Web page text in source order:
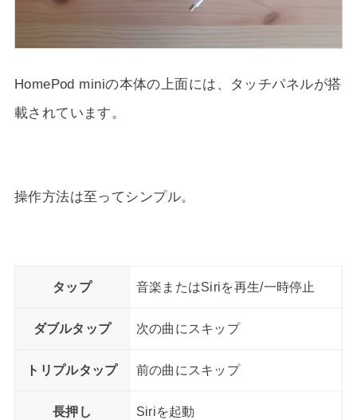
HomePod miniの本体の上面には、タッチパネルが搭
載されています。
操作方法は至ってシンプル。
タップ 音楽またはSiriを再生/一時停止
ダブルタップ 次の曲にスキップ
トリプルタップ 前の曲にスキップ
長押し Siriを起動